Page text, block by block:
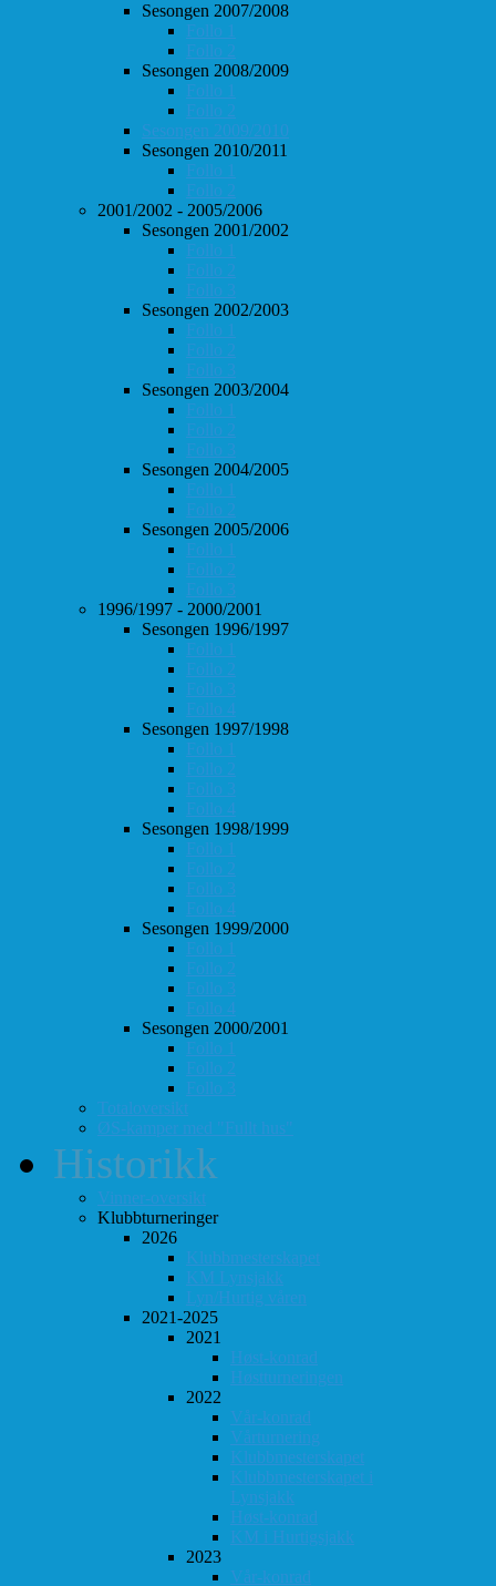
Sesongen 2007/2008
Follo 1
Follo 2
Sesongen 2008/2009
Follo 1
Follo 2
Sesongen 2009/2010
Sesongen 2010/2011
Follo 1
Follo 2
2001/2002 - 2005/2006
Sesongen 2001/2002
Follo 1
Follo 2
Follo 3
Sesongen 2002/2003
Follo 1
Follo 2
Follo 3
Sesongen 2003/2004
Follo 1
Follo 2
Follo 3
Sesongen 2004/2005
Follo 1
Follo 2
Sesongen 2005/2006
Follo 1
Follo 2
Follo 3
1996/1997 - 2000/2001
Sesongen 1996/1997
Follo 1
Follo 2
Follo 3
Follo 4
Sesongen 1997/1998
Follo 1
Follo 2
Follo 3
Follo 4
Sesongen 1998/1999
Follo 1
Follo 2
Follo 3
Follo 4
Sesongen 1999/2000
Follo 1
Follo 2
Follo 3
Follo 4
Sesongen 2000/2001
Follo 1
Follo 2
Follo 3
Totaloversikt
ØS-kamper med "Fullt hus"
Historikk
Vinner-oversikt
Klubbturneringer
2026
Klubbmesterskapet
KM Lynsjakk
Lyn/Hurtig våren
2021-2025
2021
Høst-konrad
Høstturneringen
2022
Vår-konrad
Vårturnering
Klubbmesterskapet
Klubbmesterskapet i
Lynsjakk
Høst-konrad
KM i Hurtigsjakk
2023
Vår-konrad